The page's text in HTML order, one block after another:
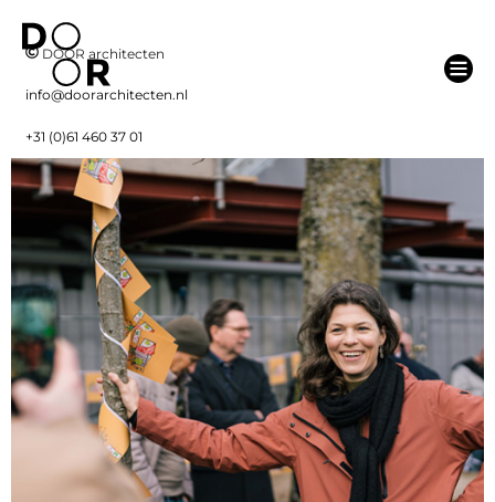
DOOR architecten
info@doorarchitecten.nl
+31 (0)61 460 37 01